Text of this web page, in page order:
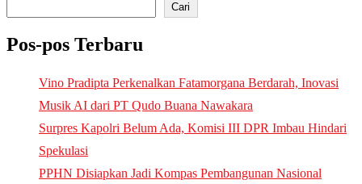
Cari
Pos-pos Terbaru
Vino Pradipta Perkenalkan Fatamorgana Berdarah, Inovasi
Musik AI dari PT Qudo Buana Nawakara
Surpres Kapolri Belum Ada, Komisi III DPR Imbau Hindari
Spekulasi
PPHN Disiapkan Jadi Kompas Pembangunan Nasional